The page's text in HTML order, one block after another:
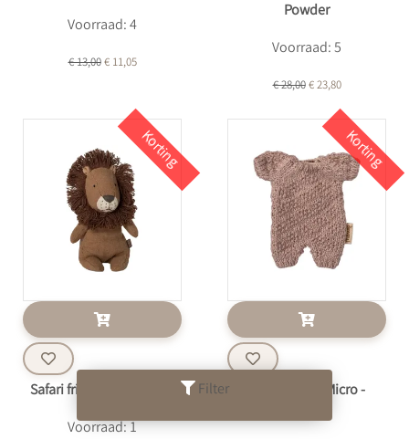
Filter
Voorraad: 4
€ 13,00€ 11,05
Powder
Voorraad: 5
€ 28,00€ 23,80
Korting
Safari friends, Lion, Mini
Voorraad: 1
Korting
Knitted suit, Micro -